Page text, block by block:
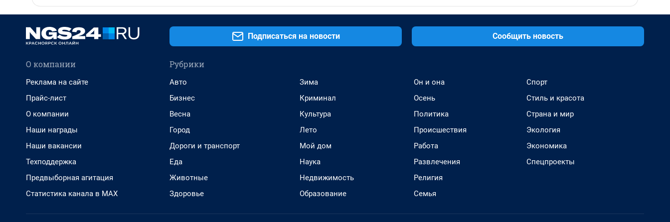
Подписаться на новости Сообщить новость
О компании
Реклама на сайте
Прайс-лист
О компании
Наши награды
Наши вакансии
Техподдержка
Предвыборная агитация
Статистика канала в MAX
Рубрики
Авто
Бизнес
Весна
Город
Дороги и транспорт
Еда
Животные
Здоровье
Зима
Криминал
Культура
Лето
Мой дом
Наука
Недвижимость
Образование
Он и она
Осень
Политика
Происшествия
Работа
Развлечения
Религия
Семья
Спорт
Стиль и красота
Страна и мир
Экология
Экономика
Спецпроекты